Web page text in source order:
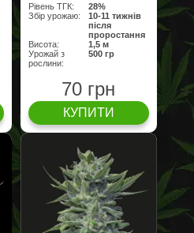
Рівень ТГК:
28%
Збір урожаю:
10-11 тижнів
після
проростання
Висота:
1,5 м
Урожай з
рослини:
500 гр
70 грн
КУПИТИ